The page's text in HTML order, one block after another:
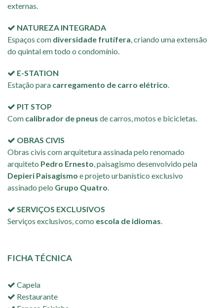
externas.
NATUREZA INTEGRADA
Espaços com diversidade frutífera , criando uma extensão
do quintal em todo o condomínio.
E-STATION
Estação para carregamento de carro elétrico
PIT STOP
Com calibrador de pneus de carros, motos e bicicletas.
OBRAS CIVIS
Obras civis com arquitetura assinada pelo renomado
arquiteto Pedro Ernesto , paisagismo desenvolvido pela
Depieri Paisagismo e projeto urbanístico exclusivo
assinado pelo Grupo Quatro
SERVIÇOS EXCLUSIVOS
Serviços exclusivos, como escola de idiomas
FICHA TÉCNICA
Capela
Restaurante